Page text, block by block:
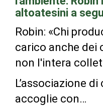
altoatesini a
Robin: «Chi
carico anche dei
non l'intera
L’associazione
accoglie con…